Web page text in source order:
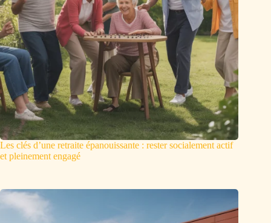
Les clés d’une retraite épanouissante : rester socialement actif
et pleinement engagé